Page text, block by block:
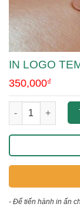
IN LOGO
350,000₫
in logo tem dán
- Để tiến hành in ấn